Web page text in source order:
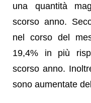
una quantità
scorso anno.
nel corso del
19,4% in più
scorso anno.
sono aumentate